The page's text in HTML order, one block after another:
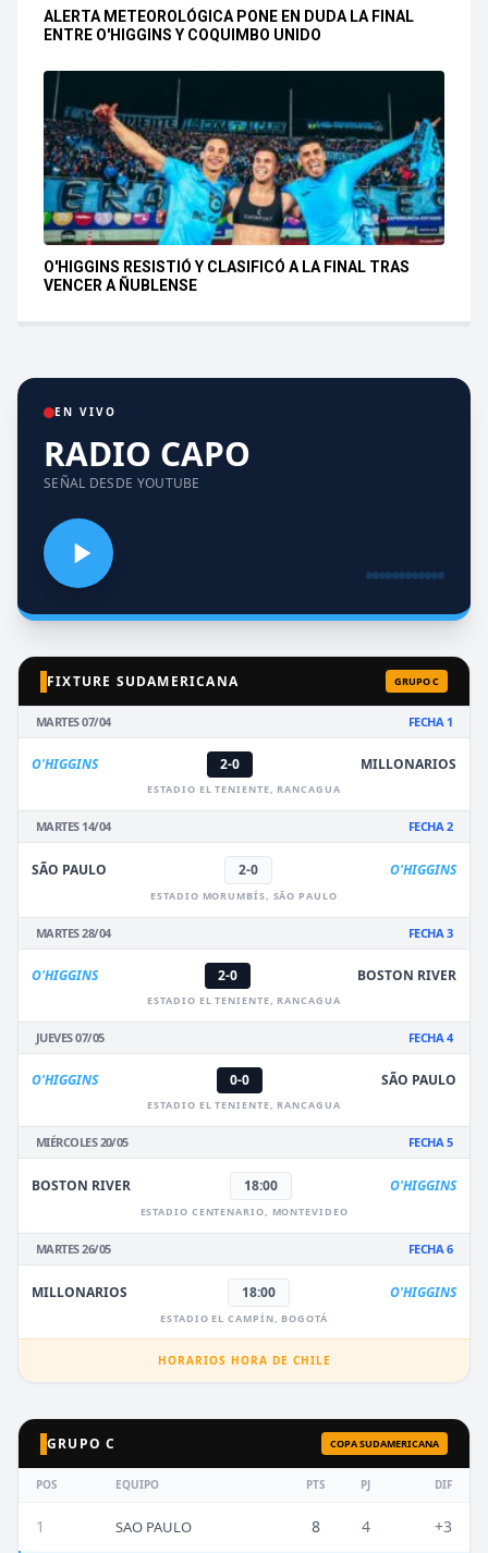
ALERTA METEOROLÓGICA PONE EN DUDA LA FINAL
ENTRE O'HIGGINS Y COQUIMBO UNIDO
O'HIGGINS RESISTIÓ Y CLASIFICÓ A LA FINAL TRAS
VENCER A ÑUBLENSE
EN VIVO
RADIO CAPO
SEÑAL DESDE YOUTUBE
FIXTURE SUDAMERICANA GRUPO C
MARTES 07/04 FECHA 1
O'HIGGINS 2-0 MILLONARIOS
ESTADIO EL TENIENTE, RANCAGUA
MARTES 14/04 FECHA 2
SÃO PAULO 2-0 O'HIGGINS
ESTADIO MORUMBÍS, SÃO PAULO
MARTES 28/04 FECHA 3
O'HIGGINS 2-0 BOSTON RIVER
ESTADIO EL TENIENTE, RANCAGUA
JUEVES 07/05 FECHA 4
O'HIGGINS 0-0 SÃO PAULO
ESTADIO EL TENIENTE, RANCAGUA
MIÉRCOLES 20/05 FECHA 5
BOSTON RIVER 18:00 O'HIGGINS
ESTADIO CENTENARIO, MONTEVIDEO
MARTES 26/05 FECHA 6
MILLONARIOS 18:00 O'HIGGINS
ESTADIO EL CAMPÍN, BOGOTÁ
HORARIOS HORA DE CHILE
GRUPO C COPA SUDAMERICANA
POS EQUIPO PTS PJ DIF
1 SAO PAULO 8 4 +3